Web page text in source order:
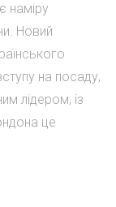
наміру
Новий
на посаду,
лідером, із
це